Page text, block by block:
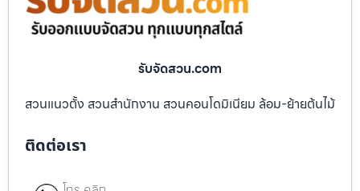
รับจัดสวน.com
สวนแนวตั้ง สวนสำนักงาน สวนคอนโดมิเนียม ล้อม-ย้ายต้นไม้
ติดต่อเรา